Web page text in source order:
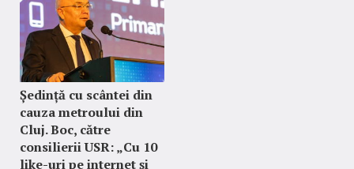
Ședință cu scântei din
cauza metroului din
Cluj. Boc, către
consilierii USR: „Cu 10
like-uri pe internet și